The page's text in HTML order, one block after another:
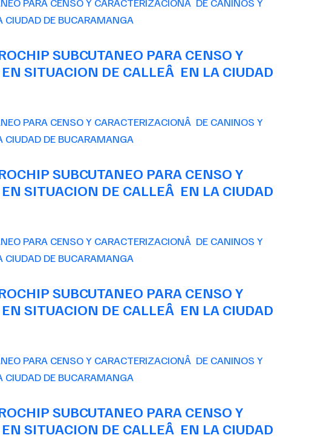
SUBCUTANEO PARA CENSO Y
SITUACION DE CALLEÂ EN LA CIUDAD
SUBCUTANEO PARA CENSO Y
SITUACION DE CALLEÂ EN LA CIUDAD
SUBCUTANEO PARA CENSO Y
SITUACION DE CALLEÂ EN LA CIUDAD
SUBCUTANEO PARA CENSO Y
SITUACION DE CALLEÂ EN LA CIUDAD